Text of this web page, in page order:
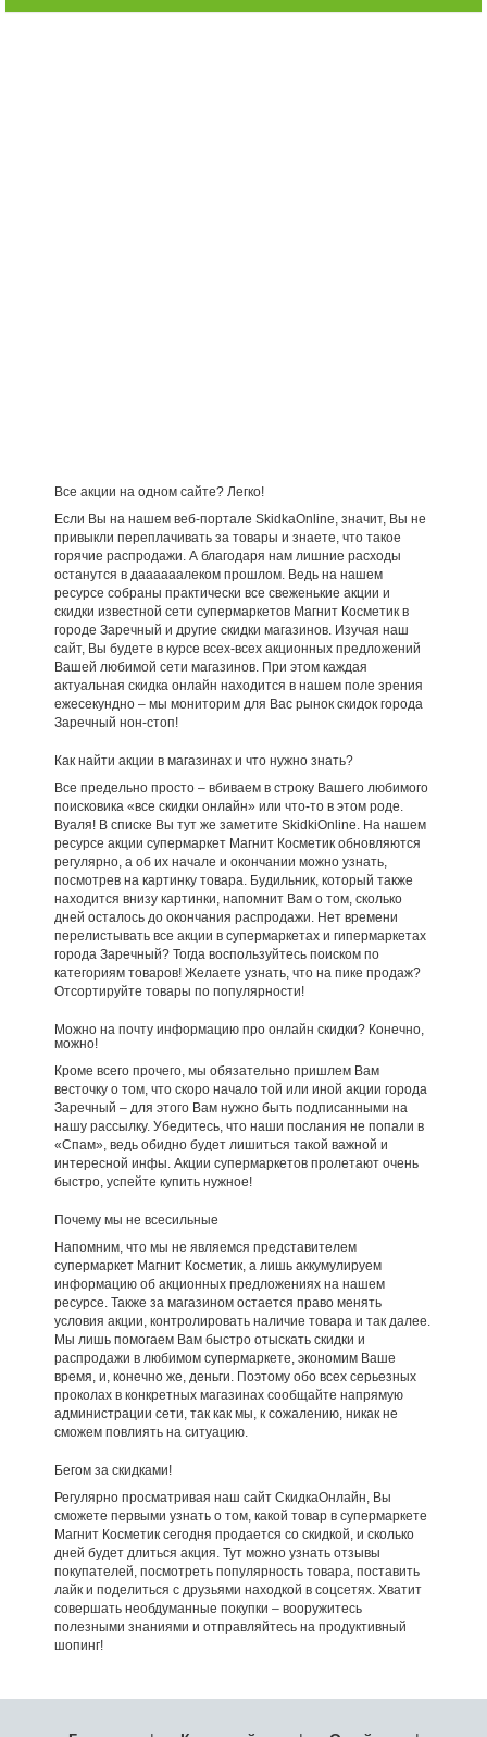
Все акции на одном сайте? Легко!
Если Вы на нашем веб-портале SkidkaOnline, значит, Вы не
привыкли переплачивать за товары и знаете, что такое
горячие распродажи. А благодаря нам лишние расходы
останутся в даааааалеком прошлом. Ведь на нашем
ресурсе собраны практически все свеженькие акции и
скидки известной сети супермаркетов Магнит Косметик в
городе Заречный и другие скидки магазинов. Изучая наш
сайт, Вы будете в курсе всех-всех акционных предложений
Вашей любимой сети магазинов. При этом каждая
актуальная скидка онлайн находится в нашем поле зрения
ежесекундно – мы мониторим для Вас рынок скидок города
Заречный нон-стоп!
Как найти акции в магазинах и что нужно знать?
Все предельно просто – вбиваем в строку Вашего любимого
поисковика «все скидки онлайн» или что-то в этом роде.
Вуаля! В списке Вы тут же заметите SkidkiOnline. На нашем
ресурсе акции супермаркет Магнит Косметик обновляются
регулярно, а об их начале и окончании можно узнать,
посмотрев на картинку товара. Будильник, который также
находится внизу картинки, напомнит Вам о том, сколько
дней осталось до окончания распродажи. Нет времени
перелистывать все акции в супермаркетах и гипермаркетах
города Заречный? Тогда воспользуйтесь поиском по
категориям товаров! Желаете узнать, что на пике продаж?
Отсортируйте товары по популярности!
Можно на почту информацию про онлайн скидки? Конечно,
можно!
Кроме всего прочего, мы обязательно пришлем Вам
весточку о том, что скоро начало той или иной акции города
Заречный – для этого Вам нужно быть подписанными на
нашу рассылку. Убедитесь, что наши послания не попали в
«Спам», ведь обидно будет лишиться такой важной и
интересной инфы. Акции супермаркетов пролетают очень
быстро, успейте купить нужное!
Почему мы не всесильные
Напомним, что мы не являемся представителем
супермаркет Магнит Косметик, а лишь аккумулируем
информацию об акционных предложениях на нашем
ресурсе. Также за магазином остается право менять
условия акции, контролировать наличие товара и так далее.
Мы лишь помогаем Вам быстро отыскать скидки и
распродажи в любимом супермаркете, экономим Ваше
время, и, конечно же, деньги. Поэтому обо всех серьезных
проколах в конкретных магазинах сообщайте напрямую
администрации сети, так как мы, к сожалению, никак не
сможем повлиять на ситуацию.
Бегом за скидками!
Регулярно просматривая наш сайт СкидкаОнлайн, Вы
сможете первыми узнать о том, какой товар в супермаркете
Магнит Косметик сегодня продается со скидкой, и сколько
дней будет длиться акция. Тут можно узнать отзывы
покупателей, посмотреть популярность товара, поставить
лайк и поделиться с друзьями находкой в соцсетях. Хватит
совершать необдуманные покупки – вооружитесь
полезными знаниями и отправляйтесь на продуктивный
шопинг!